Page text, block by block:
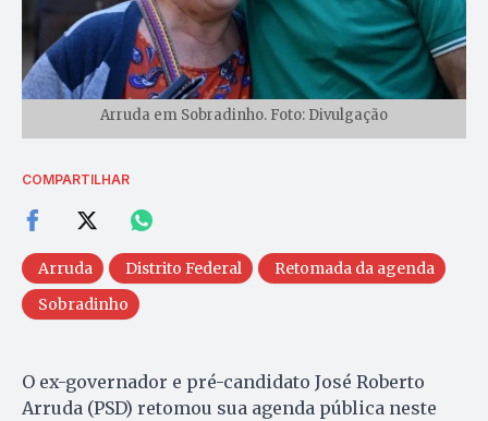
Arruda em Sobradinho. Foto: Divulgação
COMPARTILHAR
Arruda Distrito Federal
Retomada da agenda
Sobradinho
O ex-governador e pré-candidato José Roberto
Arruda (PSD) retomou sua agenda pública neste